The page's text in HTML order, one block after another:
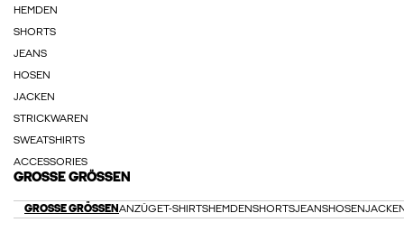
HEMDEN
SHORTS
JEANS
HOSEN
JACKEN
STRICKWAREN
SWEATSHIRTS
ACCESSORIES
GROSSE GRÖSSEN
GROSSE GRÖSSEN ANZÜGET-SHIRTSHEMDENSHORTSJEANSHOSEN